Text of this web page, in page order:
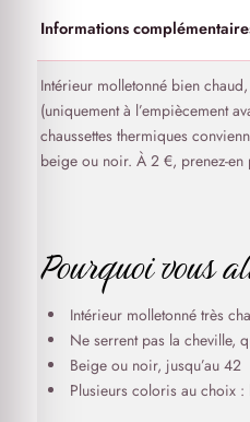
Informations
Intérieur molletonné bien
(uniquement à l’empiècement
chaussettes thermiques
beige ou noir. À 2 €, prenez-en
Pourquoi vous
Intérieur molletonné très
Ne serrent pas la cheville,
Beige ou noir, jusqu’au 42
Plusieurs coloris au choix